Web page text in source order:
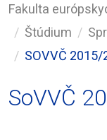
Fakulta
Štúdium
SOVVČ 2015/
SoVVČ